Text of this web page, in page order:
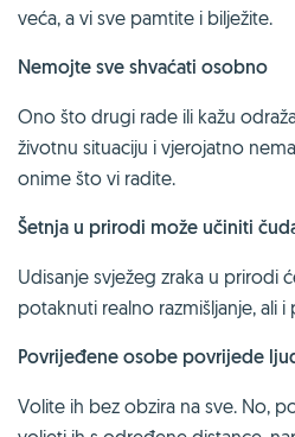
veća, a vi sve pamtite i bilježite.
Nemojte sve shvaćati osobno
Ono što drugi rade ili kažu
životnu situaciju i vjerojatno
onime što vi radite.
Šetnja u prirodi može učiniti
Udisanje svježeg zraka u prirodi
potaknuti realno razmišljanje, ali
Povrijeđene osobe povrijede
Volite ih bez obzira na sve. No,